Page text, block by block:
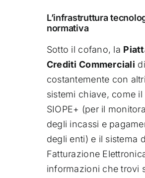
L’infrastruttura
normativa
Sotto il cofano, la
Crediti Commerciali
costantemente con altri
sistemi chiave, come il
SIOPE+ (per il
degli incassi e
degli enti) e il sistema
Fatturazione
informazioni che trovi